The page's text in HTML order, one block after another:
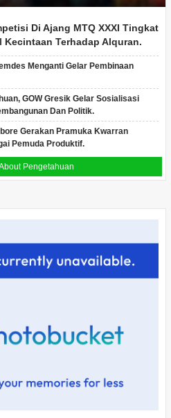
Di Ajang MTQ XXXI Tingkat
Terhadap Alquran.
Menganti Gelar Pembinaan
GOW Gresik Gelar Sosialisasi
Dan Politik.
Gerakan Pramuka Kwarran
Pemuda Produktif.
Pengetahuan